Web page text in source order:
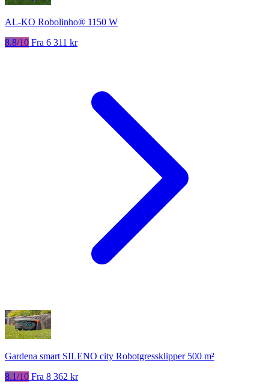
AL-KO Robolinho® 1150 W
8.8/10 Fra 6 311 kr
Gardena smart SILENO city Robotgressklipper 500 m²
8.1/10 Fra 8 362 kr